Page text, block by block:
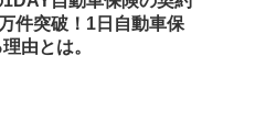
件突破！1日自動車保
由とは。